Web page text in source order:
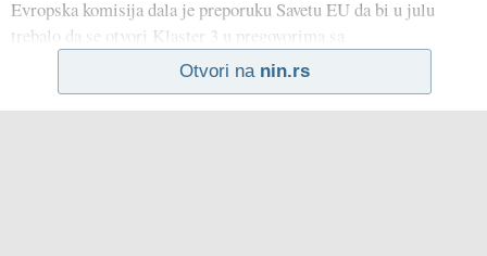
Evropska komisija dala je preporuku Savetu EU da bi u julu
trebalo da se otvori Klaster 3 u pregovorima sa
Otvori na nin.rs